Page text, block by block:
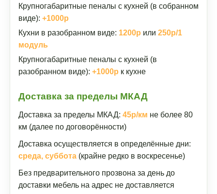
Крупногабаритные пеналы с кухней (в собранном
виде): +1000р
Кухни в разобранном виде: 1200р или 250р/1
модуль
Крупногабаритные пеналы с кухней (в
разобранном виде): +1000р к кухне
Доставка за пределы МКАД
Доставка за пределы МКАД: 45р/км не более 80
км (далее по договорённости)
Доставка осуществляется в определённые дни:
среда, суббота (крайне редко в воскресенье)
Без предварительного прозвона за день до
доставки мебель на адрес не доставляется